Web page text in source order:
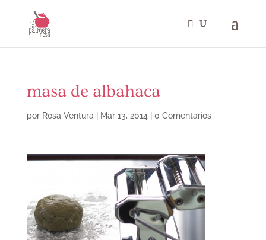
masa de albahaca
por Rosa Ventura Mar 13, 2014 0 Comentarios